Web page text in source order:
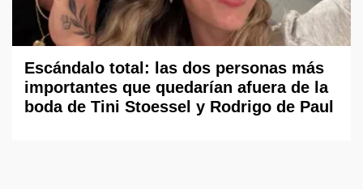
Escándalo total: las dos personas más
importantes que quedarían afuera de la
boda de Tini Stoessel y Rodrigo de Paul